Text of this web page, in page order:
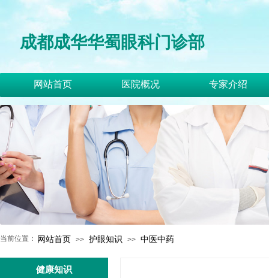
网站首页 >> 护眼知识 >> 中医中药
当前位置：
网站首页 医院概况 专家介绍
成都成华华蜀眼科门诊部
健康知识